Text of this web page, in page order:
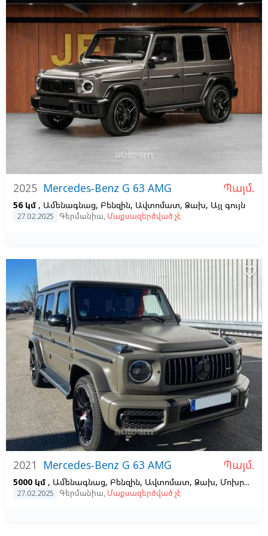
2025 Mercedes-Benz G 63 AMG Պայմ.
56 կմ , Ամենագնաց, Բենզին, Ավտոմատ, Ձախ, Այլ գույն
27.02.2025 Գերմանիա, Մաքսազերծված չէ
2021 Mercedes-Benz G 63 AMG Պայմ.
5000 կմ , Ամենագնաց, Բենզին, Ավտոմատ, Ձախ, Մոխրագույն
27.02.2025 Գերմանիա, Մաքսազերծված չէ
favorite_border